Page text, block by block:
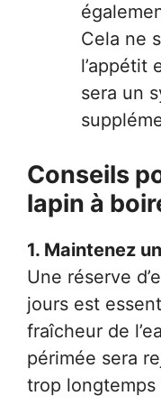
Cela ne
l’appétit
sera un
Conseils
lapin à
1. Maintenez
Une réserve
jours est
fraîcheur de
périmée sera
trop